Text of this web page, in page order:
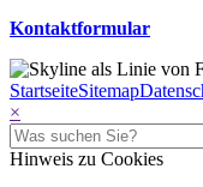
Kontaktformular
StartseiteSitemap
×
Hinweis zu Cookies